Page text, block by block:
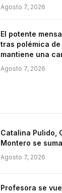
Agosto 7, 2026
El potente
tras polémica de
mantiene una
Agosto 7, 2026
Catalina Pulido,
Montero se
Agosto 7, 2026
Profesora se